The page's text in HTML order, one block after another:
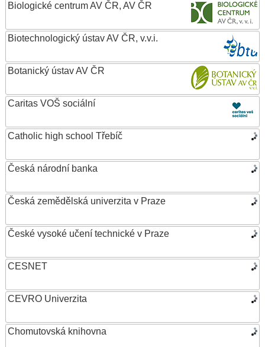
Biologické centrum AV ČR, AV ČR
Biotechnologický ústav AV ČR, v.v.i.
Botanický ústav AV ČR
Caritas VOŠ sociální
Catholic high school Třebíč
Česká národní banka
Česká zemědělská univerzita v Praze
České vysoké učení technické v Praze
CESNET
CEVRO Univerzita
Chomutovská knihovna